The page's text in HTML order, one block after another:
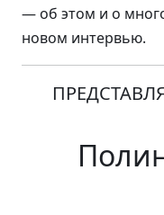
— об этом и о
новом интервью.